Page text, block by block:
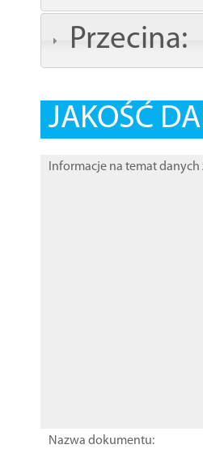
Przecina:
JAKOŚĆ
Informacje na temat danych
Nazwa dokumentu: